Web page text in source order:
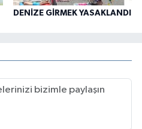
DENİZE GİRMEK YASAKLANDI